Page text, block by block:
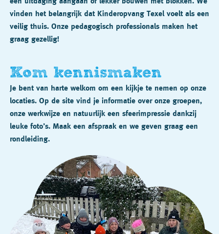
vinden het belangrijk dat Kinderopvang Texel voelt als een
veilig thuis. Onze pedagogisch professionals maken het
graag gezellig!
Kom kennismaken
Je bent van harte welkom om een kijkje te nemen op onze
locaties. Op de site vind je informatie over onze groepen,
onze werkwijze en natuurlijk een sfeerimpressie dankzij
leuke foto’s. Maak een afspraak en we geven graag een
rondleiding.